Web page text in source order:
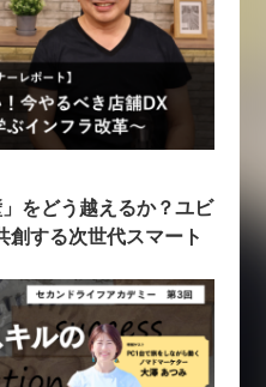
をどう越えるか？ユビ
創する次世代スマート